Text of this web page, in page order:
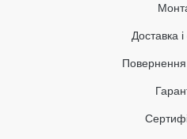
Детальніше про гарантії
Заглушка ринви –
системи, який
замиканням і запобігає
Заглушка
Доставка
Повернення